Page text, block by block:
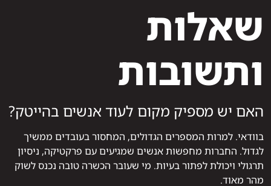
שאלות
ותשובות
האם יש מספיק מקום לעוד אנשים בהייטק?
בוודאי. למרות המספרים הגדולים, המחסור בעובדים ממשיך
לגדול. החברות מחפשות אנשים שמגיעים עם פרקטיקה, ניסיון
תרגולי ויכולת לפתור בעיות. מי שעובר הכשרה טובה נכנס לשוק
מהר מאוד.